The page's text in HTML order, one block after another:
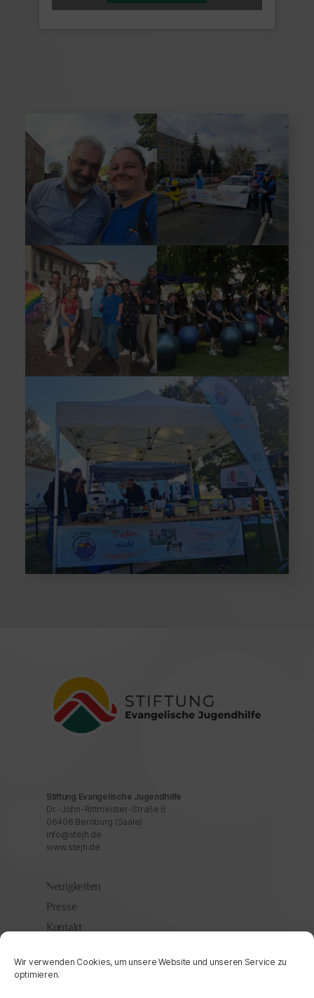
Wir verwenden Cookies, um unsere Website und unseren Service zu
optimieren.
Stiftung Evangelische Jugendhilfe
Dr.-John-Rittmeister-Straße 6
06406 Bernburg (Saale)
info@stejh.de
www.stejh.de
Neuigkeiten
Presse
Kontakt
Impressum